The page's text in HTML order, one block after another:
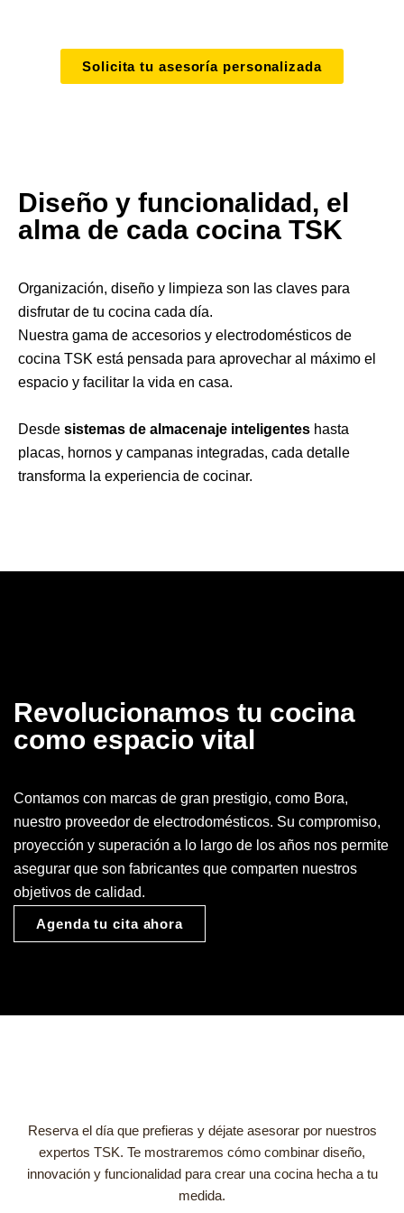
Solicita tu asesoría personalizada
Diseño y funcionalidad, el
alma de cada cocina TSK
Organización, diseño y limpieza son las claves para
disfrutar de tu cocina cada día.
Nuestra gama de accesorios y electrodomésticos de
cocina TSK está pensada para aprovechar al máximo el
espacio y facilitar la vida en casa.
Desde sistemas de almacenaje inteligentes hasta
placas, hornos y campanas integradas, cada detalle
transforma la experiencia de cocinar.
Revolucionamos tu cocina
como espacio vital
Contamos con marcas de gran prestigio, como Bora,
nuestro proveedor de electrodomésticos. Su compromiso,
proyección y superación a lo largo de los años nos permite
asegurar que son fabricantes que comparten nuestros
objetivos de calidad.
Agenda tu cita ahora
Reserva el día que prefieras y déjate asesorar por nuestros
expertos TSK. Te mostraremos cómo combinar diseño,
innovación y funcionalidad para crear una cocina hecha a tu
medida.